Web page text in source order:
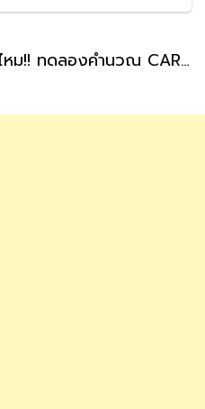
สูตร CARE ได้น้อยลงจริงไหม!! ทดลองคำนวณ CARE บำนาญสูตรใหม่ ทำได้ด้วยตัวเองได้ประมาณกี่บาท